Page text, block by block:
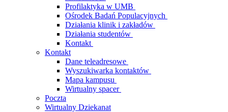
Profilaktyka w UMB
Ośrodek Badań Populacyjnych
Działania klinik i zakładów
Działania studentów
Kontakt
Kontakt
Dane teleadresowe
Wyszukiwarka kontaktów
Mapa kampusu
Wirtualny spacer
Poczta
Wirtualny Dziekanat